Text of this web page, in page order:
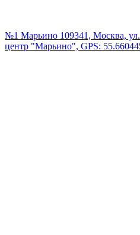
№1 Марьино 109341, Москва,
центр "Марьино", GPS: